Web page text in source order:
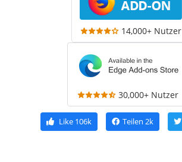
14,000+ Nutzer
30,000+ Nutzer
Like 106k Teilen 2k